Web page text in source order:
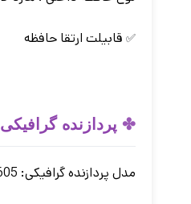
✅ قابیلت ارتقا حافظه
✤پردازنده گرافیکی
مدل پردازنده گرافیکی: Intel UHD 605